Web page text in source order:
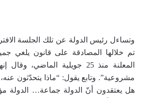
وتساءل رئيس الدولة عن تلك الجلسة
تم خلالها المصادقة على قانون يلغي
المعلنة منذ 25 جويلية
مشروعية”. وتابع يقول: “ماذا يتحدّثون
هل يعتقدون أنّ الدولة جماعة…